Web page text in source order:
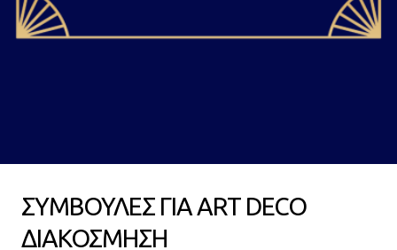
ΣΥΜΒΟΥΛΕΣ ΓΙΑ ART DECO
ΔΙΑΚΟΣΜΗΣΗ